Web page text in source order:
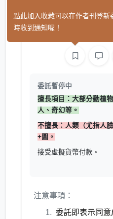
虫
委託暫停中
擅長項目：大部分動植
人、奇幻等。
不擅長：人類（尤指人
+圖。
接受虛擬貨幣付款。
注意事項：
委託即表示同
點此加入收藏可以在作者刊登新
時收到通知喔！